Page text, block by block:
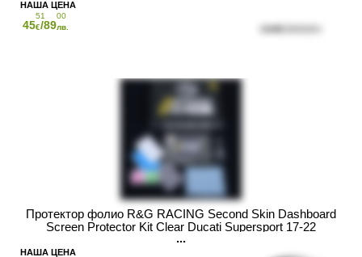
45
51
€/89
00
лв.
Протектор фолио R&G RACING Second Skin Dashboard
Screen Protector Kit Clear Ducati Supersport 17-22